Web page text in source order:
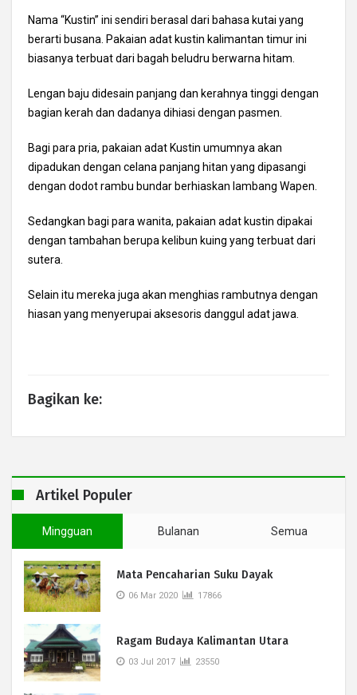
Nama “Kustin” ini sendiri berasal dari bahasa kutai yang
berarti busana. Pakaian adat kustin kalimantan timur ini
biasanya terbuat dari bagah beludru berwarna hitam.
Lengan baju didesain panjang dan kerahnya tinggi dengan
bagian kerah dan dadanya dihiasi dengan pasmen.
Bagi para pria, pakaian adat Kustin umumnya akan
dipadukan dengan celana panjang hitan yang dipasangi
dengan dodot rambu bundar berhiaskan lambang Wapen.
Sedangkan bagi para wanita, pakaian adat kustin dipakai
dengan tambahan berupa kelibun kuing yang terbuat dari
sutera.
Selain itu mereka juga akan menghias rambutnya dengan
hiasan yang menyerupai aksesoris danggul adat jawa.
Bagikan ke:
Artikel Populer
Mingguan Bulanan Semua
Mata Pencaharian Suku Dayak
06 Mar 2020 17866
Ragam Budaya Kalimantan Utara
03 Jul 2017 23550